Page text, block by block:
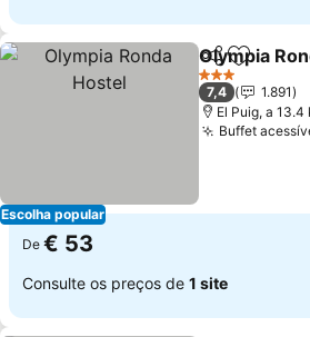
Escolha popular
Partilhar
Olympia
3 Estrelas
7,4
1.891
El Puig, a 13.4
Buffet
De € 53
Consulte os preços de 1 site